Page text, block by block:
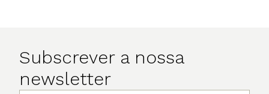
Subscrever a nossa
newsletter